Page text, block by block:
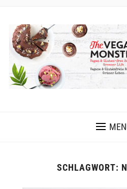
SCHLAGWORT: